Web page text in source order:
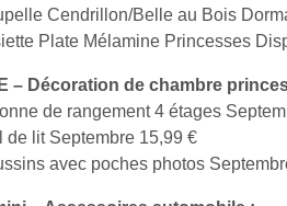
Cendrillon/Belle au Bois
Plate Mélamine Princesses
– Décoration de chambre
de rangement 4 étages
de lit Septembre 15,99 €
avec poches photos